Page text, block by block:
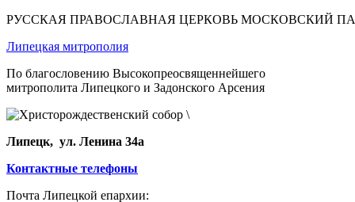
РУССКАЯ ПРАВОСЛАВНАЯ ЦЕРКОВЬ МОСКОВСКИЙ
Липецкая митрополия
По благословению Высокопреосвященнейшего
митрополита Липецкого и Задонского Арсения
Липецк, ул. Ленина 34а
Контактные телефоны
Почта Липецкой епархии: